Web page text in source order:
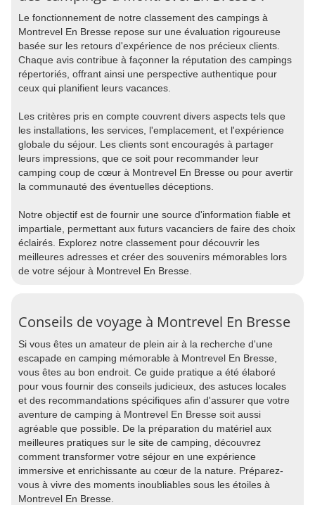
Le fonctionnement de notre classement des campings à
Montrevel En Bresse repose sur une évaluation rigoureuse
basée sur les retours d'expérience de nos précieux clients.
Chaque avis contribue à façonner la réputation des campings
répertoriés, offrant ainsi une perspective authentique pour
ceux qui planifient leurs vacances.
Les critères pris en compte couvrent divers aspects tels que
les installations, les services, l'emplacement, et l'expérience
globale du séjour. Les clients sont encouragés à partager
leurs impressions, que ce soit pour recommander leur
camping coup de cœur à Montrevel En Bresse ou pour avertir
la communauté des éventuelles déceptions.
Notre objectif est de fournir une source d'information fiable et
impartiale, permettant aux futurs vacanciers de faire des choix
éclairés. Explorez notre classement pour découvrir les
meilleures adresses et créer des souvenirs mémorables lors
de votre séjour à Montrevel En Bresse.
Conseils de voyage à Montrevel En Bresse
Si vous êtes un amateur de plein air à la recherche d'une
escapade en camping mémorable à Montrevel En Bresse,
vous êtes au bon endroit. Ce guide pratique a été élaboré
pour vous fournir des conseils judicieux, des astuces locales
et des recommandations spécifiques afin d'assurer que votre
aventure de camping à Montrevel En Bresse soit aussi
agréable que possible. De la préparation du matériel aux
meilleures pratiques sur le site de camping, découvrez
comment transformer votre séjour en une expérience
immersive et enrichissante au cœur de la nature. Préparez-
vous à vivre des moments inoubliables sous les étoiles à
Montrevel En Bresse.